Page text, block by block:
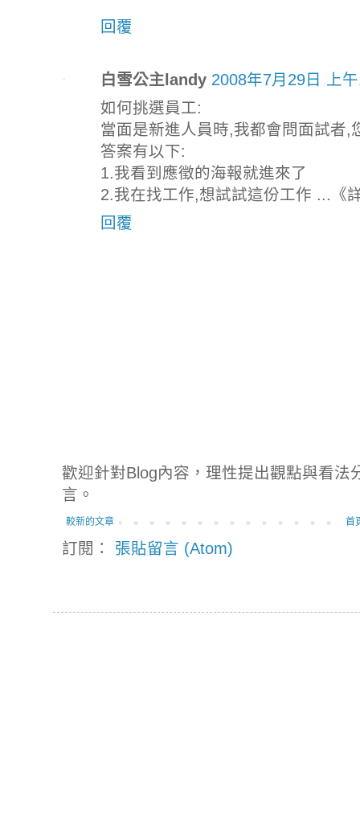
回覆
白雪公主landy 2008年7月29日 上
如何挑選員工:
當面是新進人員時,我都會問面試者
答案有以下:
1.我看到應徵的海報就進來了
2.我在找工作,想試試這份工作 ...《
回覆
歡迎針對Blog內容，理性提出觀點與看
言。
較新的文章 首
訂閱： 張貼留言 (Atom)